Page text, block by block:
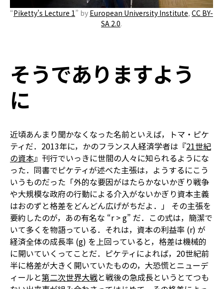
“Piketty’s Lecture 1” by European University Institute, CC BY-
SA 2.0.
そうでありますよう
に
近頃あんまり聞かなくなった名前といえば，トマ・ピケ
ティだ．2013年に，かのフランス人経済学者は『21世紀
の資本』刊行でいっきに世間の人々に知られるようにな
った．同書でピケティが述べた主張は，ようするにこう
いうものだった――「外的な要因がはたらかないかぎり――戦争
や大規模な政府の行動による介入がないかぎり――資本主義
はおのずと格差をどんどん広げがちだよ．」 その主張を
要約したのが，あの有名な “r > g” だ．この式は，簡潔で
いて多くを物語っている．それは，資本の利益率 (r) が
経済全体の成長率 (g) を上回っていると，格差は機械的
に開いていくってことだ．ピケティによれば，20世紀前
半に格差が大きく開いていたものの，大恐慌とニューデ
ィールと第二次世界大戦と戦後の急成長というとてつも